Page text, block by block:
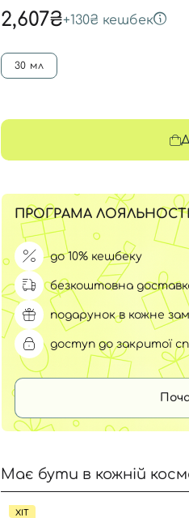
2,607₴+130₴ кешбек
30 мл
ПРОГРАМА ЛОЯЛЬНОСТІ
до 10% кешбеку
безкоштовна
подарунок в кожне
доступ до закритої
Має бути в кожній
ХІТ